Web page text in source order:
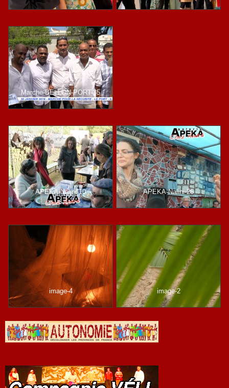
Marche-BELLON-PORT-35
APEKA-Nalini-10 APEKA-Nalini-26
image-4 image-2